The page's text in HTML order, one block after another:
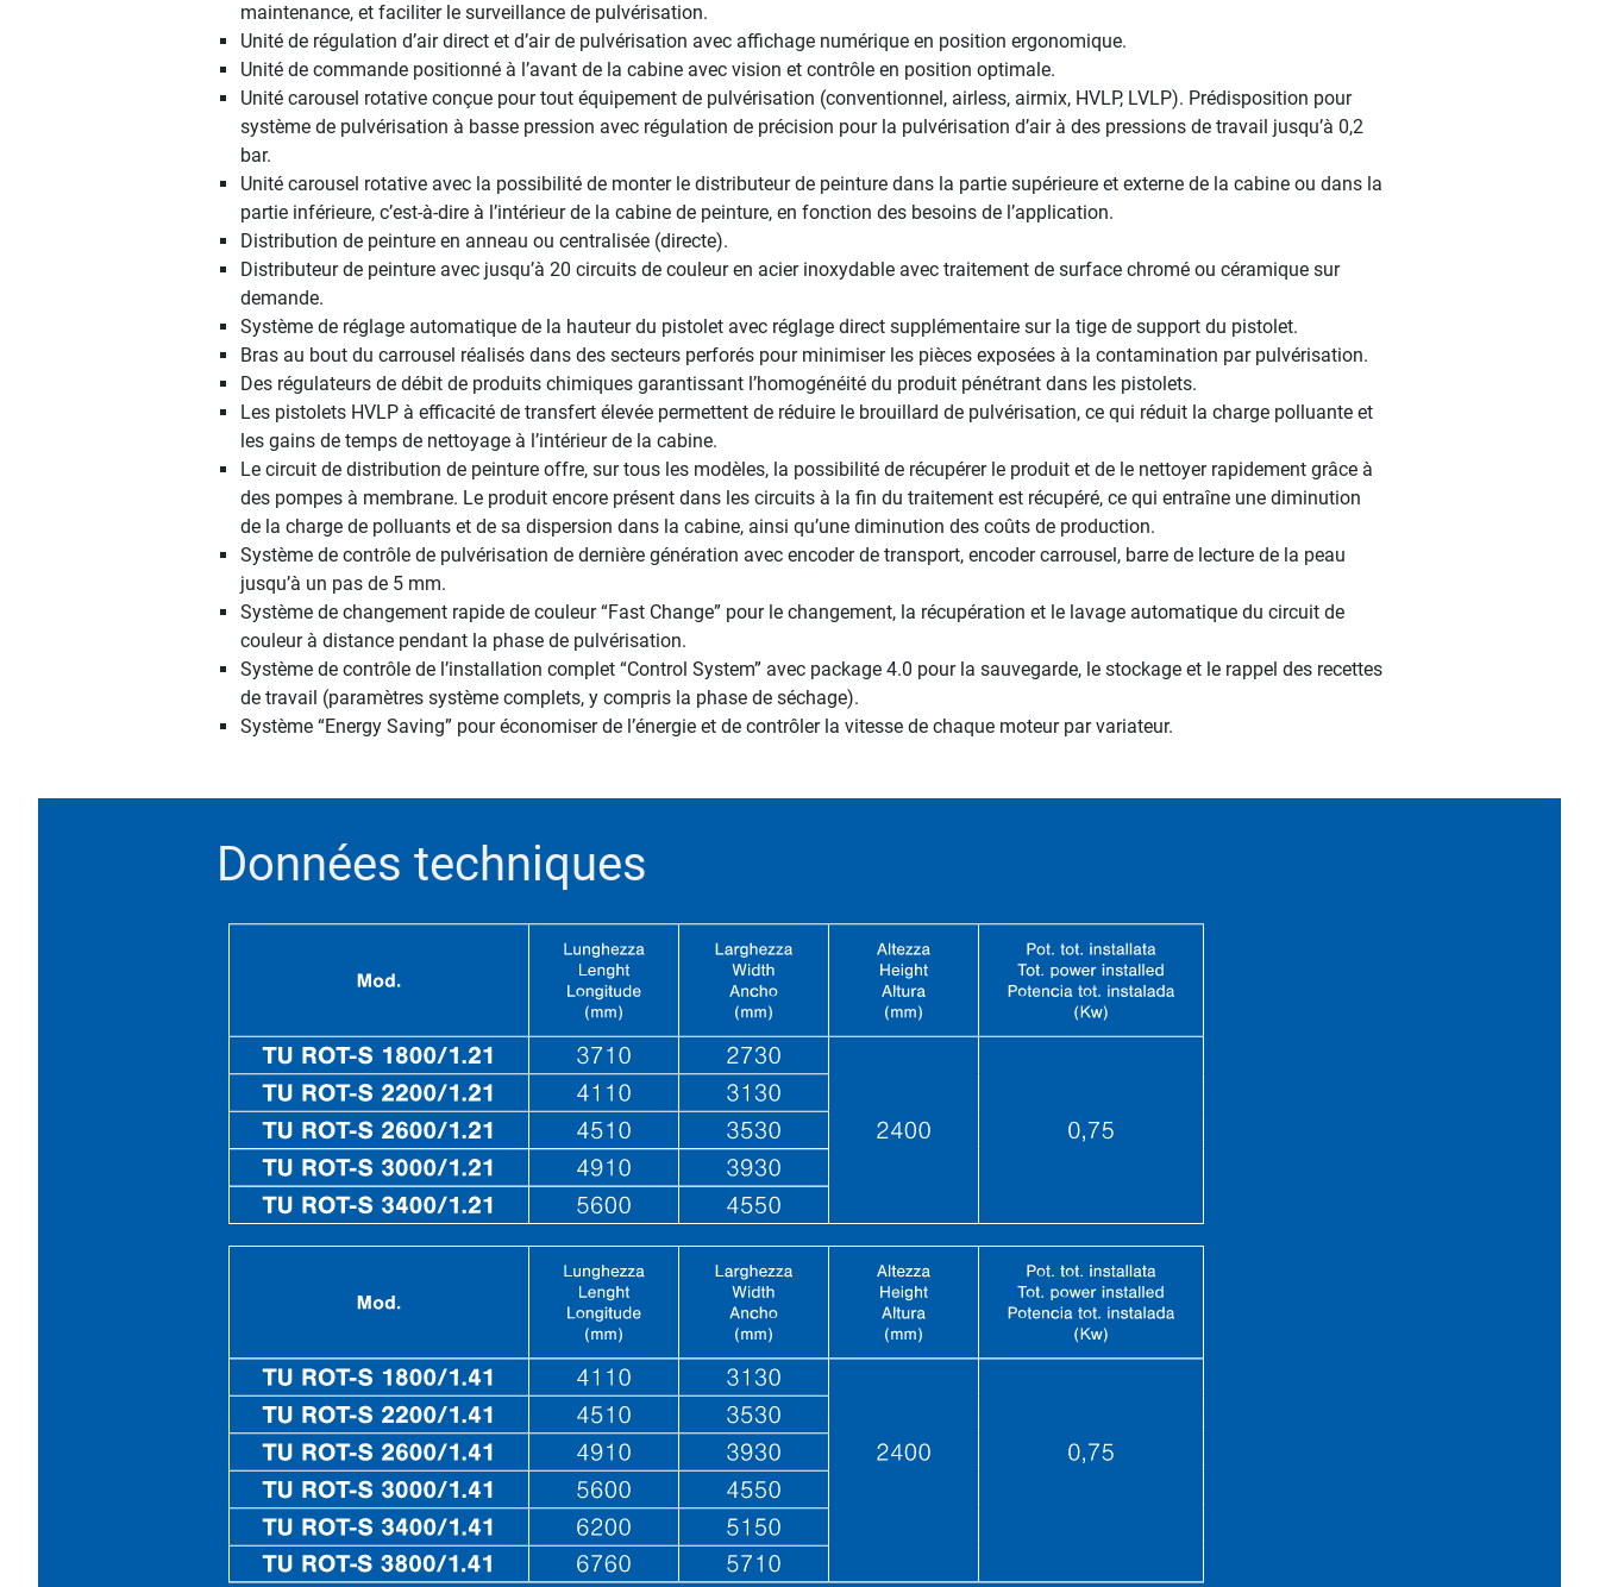
maintenance, et faciliter le surveillance de pulvérisation.
Unité de régulation d’air direct et d’air de pulvérisation avec affichage numérique en position ergonomique.
Unité de commande positionné à l’avant de la cabine avec vision et contrôle en position optimale.
Unité carousel rotative conçue pour tout équipement de pulvérisation (conventionnel, airless, airmix, HVLP, LVLP). Prédisposition pour
système de pulvérisation à basse pression avec régulation de précision pour la pulvérisation d’air à des pressions de travail jusqu’à 0,2
bar.
Unité carousel rotative avec la possibilité de monter le distributeur de peinture dans la partie supérieure et externe de la cabine ou dans la
partie inférieure, c’est-à-dire à l’intérieur de la cabine de peinture, en fonction des besoins de l’application.
Distribution de peinture en anneau ou centralisée (directe).
Distributeur de peinture avec jusqu’à 20 circuits de couleur en acier inoxydable avec traitement de surface chromé ou céramique sur
demande.
Système de réglage automatique de la hauteur du pistolet avec réglage direct supplémentaire sur la tige de support du pistolet.
Bras au bout du carrousel réalisés dans des secteurs perforés pour minimiser les pièces exposées à la contamination par pulvérisation.
Des régulateurs de débit de produits chimiques garantissant l’homogénéité du produit pénétrant dans les pistolets.
Les pistolets HVLP à efficacité de transfert élevée permettent de réduire le brouillard de pulvérisation, ce qui réduit la charge polluante et
les gains de temps de nettoyage à l’intérieur de la cabine.
Le circuit de distribution de peinture offre, sur tous les modèles, la possibilité de récupérer le produit et de le nettoyer rapidement grâce à
des pompes à membrane. Le produit encore présent dans les circuits à la fin du traitement est récupéré, ce qui entraîne une diminution
de la charge de polluants et de sa dispersion dans la cabine, ainsi qu’une diminution des coûts de production.
Système de contrôle de pulvérisation de dernière génération avec encoder de transport, encoder carrousel, barre de lecture de la peau
jusqu’à un pas de 5 mm.
Système de changement rapide de couleur “Fast Change” pour le changement, la récupération et le lavage automatique du circuit de
couleur à distance pendant la phase de pulvérisation.
Système de contrôle de l’installation complet “Control System” avec package 4.0 pour la sauvegarde, le stockage et le rappel des recettes
de travail (paramètres système complets, y compris la phase de séchage).
Système “Energy Saving” pour économiser de l’énergie et de contrôler la vitesse de chaque moteur par variateur.
Données techniques